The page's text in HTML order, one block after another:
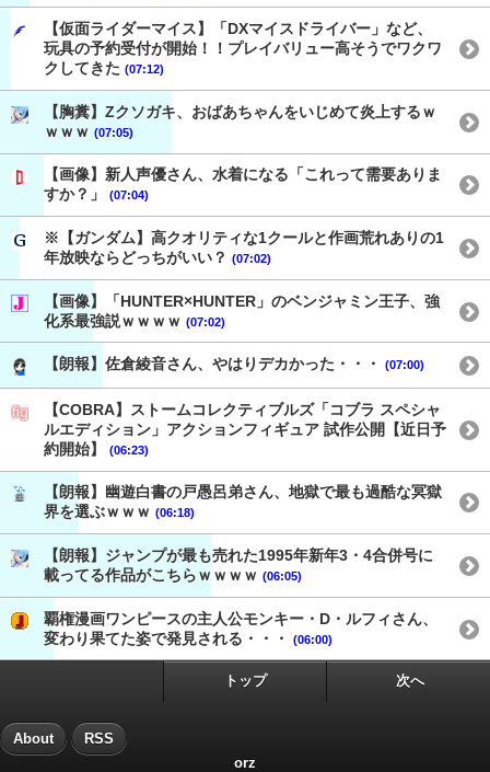
【仮面ライダーマイス】「DXマイスドライバー」など、
玩具の予約受付が開始！！プレイバリュー高そうでワクワ
クしてきた (07:12)
【胸糞】Zクソガキ、おばあちゃんをいじめて炎上するｗ
ｗｗｗ (07:05)
【画像】新人声優さん、水着になる「これって需要ありま
すか？」
(07:04)
※【ガンダム】高クオリティな1クールと作画荒れありの1
年放映ならどっちがいい？ (07:02)
【画像】「HUNTER×HUNTER」のベンジャミン王子、強
化系最強説ｗｗｗｗ (07:02)
【朗報】佐倉綾音さん、やはりデカかった・・・ (07:00)
【COBRA】ストームコレクティブルズ「コブラ スペシャ
ルエディション」アクションフィギュア 試作公開【近日予
約開始】
(06:23)
【朗報】幽遊白書の戸愚呂弟さん、地獄で最も過酷な冥獄
界を選ぶｗｗｗ (06:18)
【朗報】ジャンプが最も売れた1995年新年3・4合併号に
載ってる作品がこちらｗｗｗｗ (06:05)
覇権漫画ワンピースの主人公モンキー・D・ルフィさん、
変わり果てた姿で発見される・・・
(06:00)
トップ 次へ
About RSS
orz